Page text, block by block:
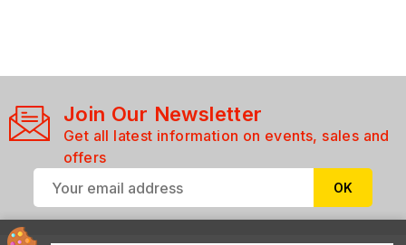
Join Our Newsletter
Get all latest information on events, sales and
offers